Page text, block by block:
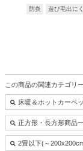
防炎 遊び毛出に
この商品の関連カテゴリ
床暖＆ホットカーペ
正方形・長方形商品
2畳以下(～